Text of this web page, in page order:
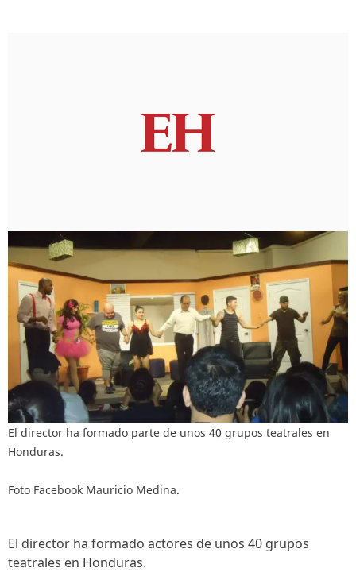
El director ha formado parte de unos 40 grupos teatrales en
Honduras.
Foto Facebook Mauricio Medina.
El director ha formado actores de unos 40 grupos
teatrales en Honduras.